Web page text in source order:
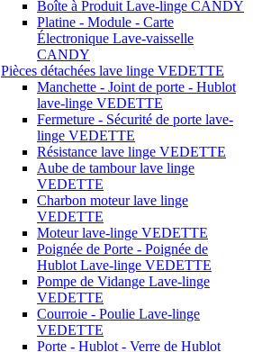
Boîte à Produit Lave-linge CANDY
Platine - Module - Carte
Électronique Lave-vaisselle
CANDY
Pièces détachées lave linge VEDETTE
Manchette - Joint de porte - Hublot
lave-linge VEDETTE
Fermeture - Sécurité de porte lave-
linge VEDETTE
Résistance lave linge VEDETTE
Aube de tambour lave linge
VEDETTE
Charbon moteur lave linge
VEDETTE
Moteur lave-linge VEDETTE
Poignée de Porte - Poignée de
Hublot Lave-linge VEDETTE
Pompe de Vidange Lave-linge
VEDETTE
Courroie - Poulie Lave-linge
VEDETTE
Porte - Hublot - Verre de Hublot